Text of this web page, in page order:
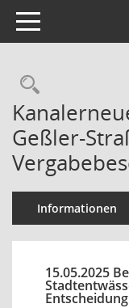
Toggle navigation
Geßler-
Informationen
15.05.2025
Entscheidung